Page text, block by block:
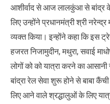
माध्यम
से
लालकुआं
बांद्रा
सुपरफास्ट
को
आशीर्वाद से आज लालकुंआ से बांद्र
लिए उन्होंने प्रधानमंत्री श्री
व्यक्त किया। इन्होंने कहा कि इस
हजरत निजामुदीन, मथुरा, सवाई
लोगों को को यात्रा करने का
बांद्रा रेल सेवा शुरू होने से बाबा
लिए आने वाले श्रद्धालुओं के लिए